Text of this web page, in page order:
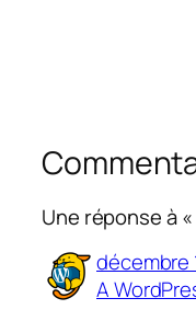
Une réponse à
décembre
A